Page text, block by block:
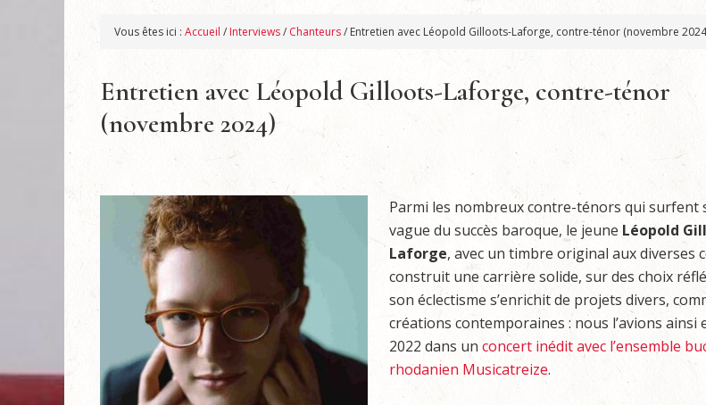
Vous êtes ici : Accueil / Interviews/ Chanteurs/ Entretien avec Léopold Gilloots-Laforge, contre-ténor (novembre
Entretien avec Léopold Gilloots-Laforge, contre-ténor
(novembre 2024)
Parmi les nombreux contre-ténors qui surfent
vague du succès baroque, le jeune Léopold
Laforge, avec un timbre original aux diverses
construit une carrière solide, sur des choix
son éclectisme s’enrichit de projets divers,
créations contemporaines : nous l’avions ainsi
2022 dans un concert inédit avec l’ensemble
rhodanien Musicatreize.